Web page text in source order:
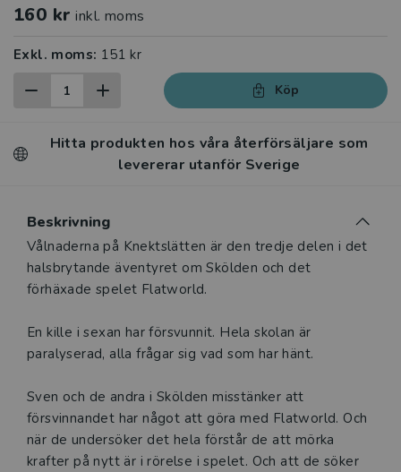
160 kr inkl. moms
Exkl. moms: 151 kr
Köp
Hitta produkten hos våra återförsäljare som
levererar utanför Sverige
Beskrivning
Vålnaderna på Knektslätten är den tredje delen i det
halsbrytande äventyret om Skölden och det
förhäxade spelet Flatworld.
En kille i sexan har försvunnit. Hela skolan är
paralyserad, alla frågar sig vad som har hänt.
Sven och de andra i Skölden misstänker att
försvinnandet har något att göra med Flatworld. Och
när de undersöker det hela förstår de att mörka
krafter på nytt är i rörelse i spelet. Och att de söker